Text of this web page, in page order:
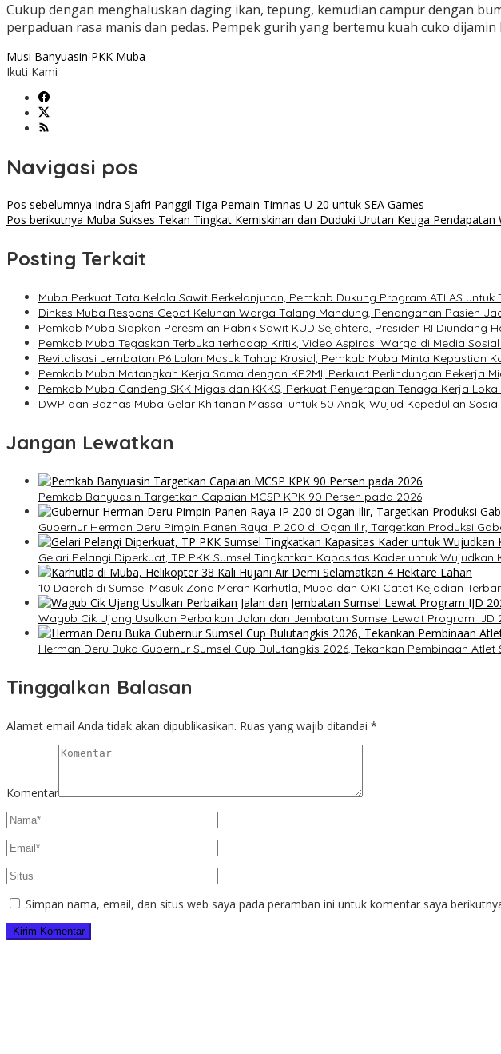
Cukup dengan menghaluskan daging ikan, tepung, kemudian campur dengan
perpaduan rasa manis dan pedas. Pempek gurih yang bertemu kuah cuko
Musi Banyuasin PKK Muba
Ikuti Kami
Navigasi pos
Pos sebelumnya Indra Sjafri Panggil Tiga Pemain Timnas U-20 untuk SEA Games
Pos berikutnya Muba Sukses Tekan Tingkat Kemiskinan dan Duduki Urutan Ketiga Pendapatan
Posting Terkait
Muba Perkuat Tata Kelola Sawit Berkelanjutan, Pemkab Dukung Program ATLAS
Dinkes Muba Respons Cepat Keluhan Warga Talang Mandung, Penanganan Pasien
Pemkab Muba Siapkan Peresmian Pabrik Sawit KUD Sejahtera, Presiden RI Diundang
Pemkab Muba Tegaskan Terbuka terhadap Kritik, Video Aspirasi Warga di Media
Revitalisasi Jembatan P6 Lalan Masuk Tahap Krusial, Pemkab Muba Minta Kepastian
Pemkab Muba Matangkan Kerja Sama dengan KP2MI, Perkuat Perlindungan Pekerja
Pemkab Muba Gandeng SKK Migas dan KKKS, Perkuat Penyerapan Tenaga Kerja
DWP dan Baznas Muba Gelar Khitanan Massal untuk 50 Anak, Wujud Kepedulian
Jangan Lewatkan
Pemkab Banyuasin Targetkan Capaian MCSP KPK 90 Persen pada 2026
Gubernur Herman Deru Pimpin Panen Raya IP 200 di Ogan Ilir, Targetkan Produksi
Gelari Pelangi Diperkuat, TP PKK Sumsel Tingkatkan Kapasitas Kader untuk Wujudkan
10 Daerah di Sumsel Masuk Zona Merah Karhutla, Muba dan OKI Catat Kejadian
Wagub Cik Ujang Usulkan Perbaikan Jalan dan Jembatan Sumsel Lewat Program IJD
Herman Deru Buka Gubernur Sumsel Cup Bulutangkis 2026, Tekankan Pembinaan Atlet
Tinggalkan Balasan
Alamat email Anda tidak akan dipublikasikan. Ruas yang wajib ditandai *
Komentar
Simpan nama, email, dan situs web saya pada peramban ini untuk komentar saya